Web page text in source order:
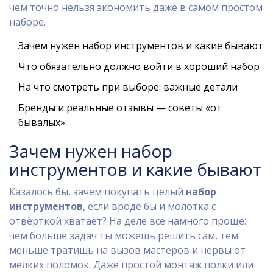
чём точно нельзя экономить даже в самом простом
наборе.
Зачем нужен набор инструментов и какие бывают
Что обязательно должно войти в хороший набор
На что смотреть при выборе: важные детали
Бренды и реальные отзывы — советы «от
бывалых»
Зачем нужен набор
инструментов и какие бывают
Казалось бы, зачем покупать целый набор
инструментов, если вроде бы и молотка с
отвёрткой хватает? На деле всё намного проще:
чем больше задач ты можешь решить сам, тем
меньше тратишь на вызов мастеров и нервы от
мелких поломок. Даже простой монтаж полки или